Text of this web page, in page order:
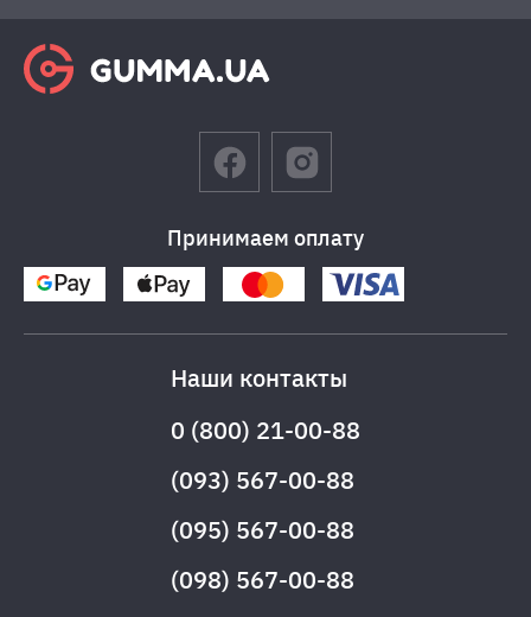
Принимаем оплату
Наши контакты
0 (800) 21-00-88
(093) 567-00-88
(095) 567-00-88
(098) 567-00-88